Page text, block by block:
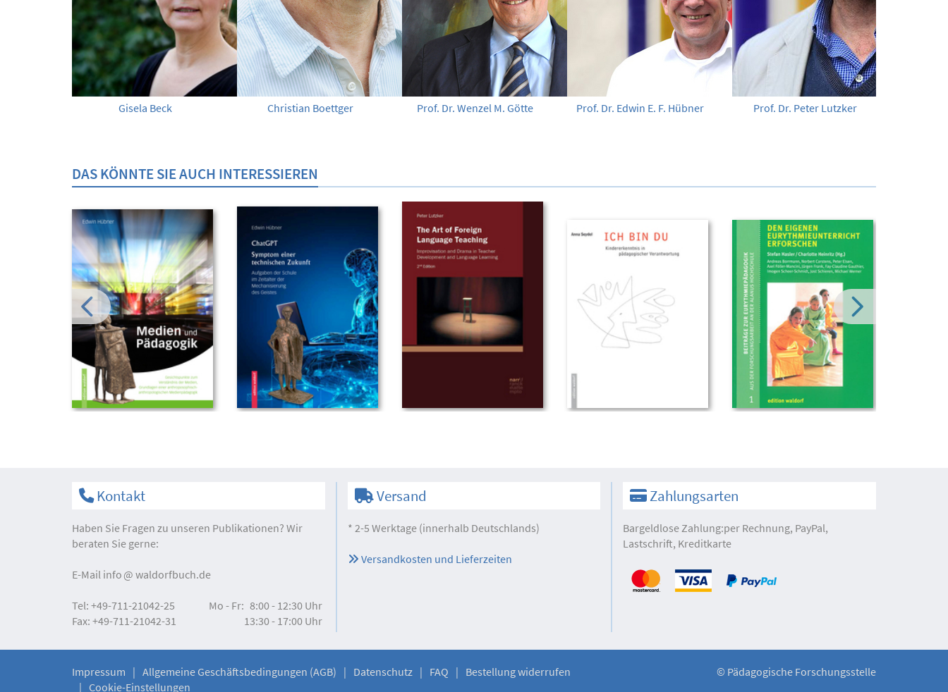
Gisela Beck Christian Boettger Prof. Dr. Wenzel M. Götte Prof. Dr. Edwin E. F. Hübner Prof. Dr. Peter Lutzker
DAS KÖNNTE SIE AUCH INTERESSIEREN
Kontakt
Haben Sie Fragen zu unseren Publikationen? Wir
beraten Sie gerne:
E-Mail info waldorfbuch.de
Tel: +49-711-21042-25
Fax: +49-711-21042-31
Mo - Fr: 8:00 - 12:30 Uhr
13:30 - 17:00 Uhr
Versand
* 2-5 Werktage (innerhalb Deutschlands)
Versandkosten und Lieferzeiten
Zahlungsarten
Bargeldlose Zahlung:per Rechnung, PayPal,
Lastschrift, Kreditkarte
Impressum Allgemeine Geschäftsbedingungen (AGB) Datenschutz FAQ
Bestellung widerrufen
Cookie-Einstellungen
© Pädagogische Forschungsstelle